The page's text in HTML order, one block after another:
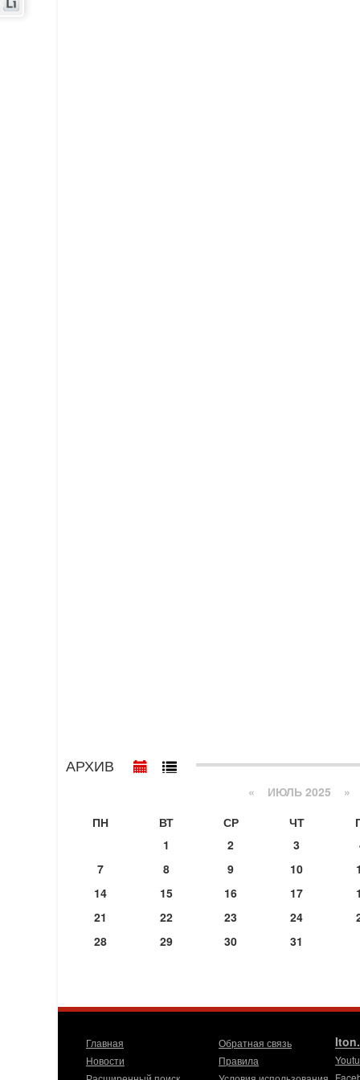
АРХИВ
« ИЮЛЬ 2025 »
ПН
ВТ СР ЧТ
1
2 3
7
8 9 10
14
15 16 17
21
22 23 24
28
29 30 31
Главная
Новости
Обратная связь
Правила